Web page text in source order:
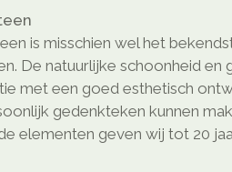
is misschien wel het
De natuurlijke schoonheid en
met een goed esthetisch
gedenkteken kunnen
elementen geven wij tot 20